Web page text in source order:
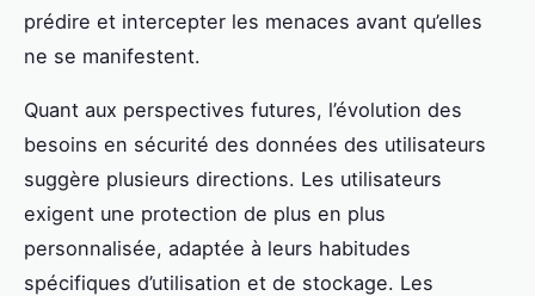
prédire et intercepter les menaces avant qu’elles
ne se manifestent.
Quant aux perspectives futures, l’évolution des
besoins en sécurité des données des utilisateurs
suggère plusieurs directions. Les utilisateurs
exigent une protection de plus en plus
personnalisée, adaptée à leurs habitudes
spécifiques d’utilisation et de stockage. Les